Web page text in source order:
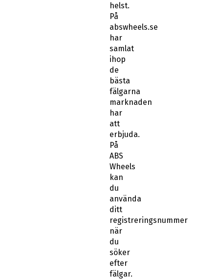
helst.
På
abswheels.se
har
samlat
ihop
de
bästa
fälgarna
marknaden
har
att
erbjuda.
På
ABS
Wheels
kan
du
använda
ditt
registreringsnummer
när
du
söker
efter
fälgar.